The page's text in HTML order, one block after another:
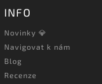
INFO
Novinky 💎
Navigovat k nám
Blog
Recenze